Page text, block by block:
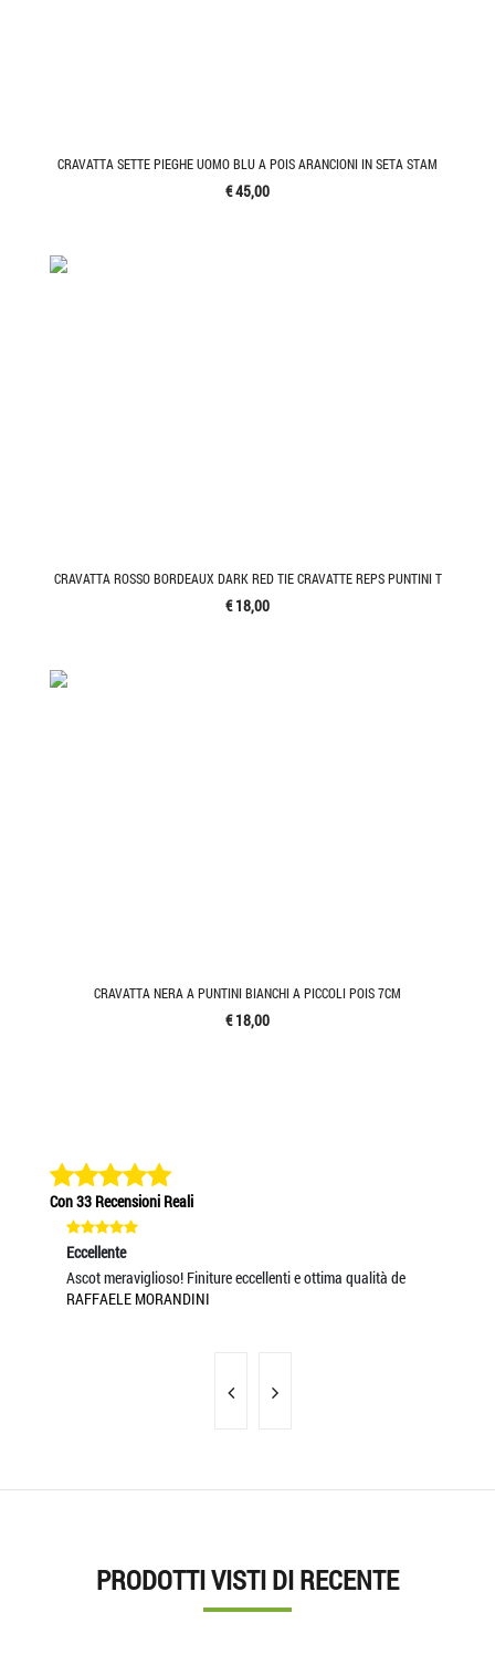
CRAVATTA SETTE PIEGHE UOMO BLU A POIS ARANCIONI IN SETA STAM
€ 45,00
CRAVATTA ROSSO BORDEAUX DARK RED TIE CRAVATTE REPS PUNTINI T
€ 18,00
CRAVATTA NERA A PUNTINI BIANCHI A PICCOLI POIS 7CM
€ 18,00
Con 33 Recensioni Reali
Eccellente
Ascot meraviglioso! Finiture eccellenti e ottima qualità de
RAFFAELE MORANDINI
PRODOTTI VISTI DI RECENTE